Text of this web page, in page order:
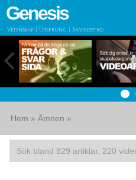
Genesis
Vetenskap | Ursprung | Skapelsetro
Hem » Ämnen »